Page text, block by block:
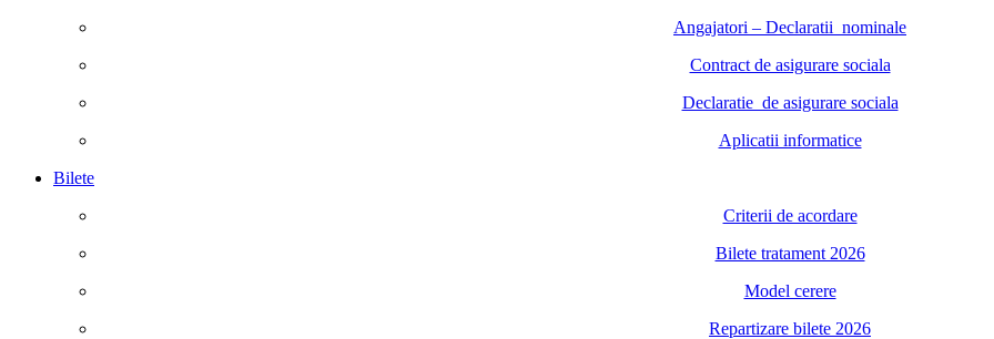
Angajatori – Declaratii nominale
Contract de asigurare sociala
Declaratie de asigurare sociala
Aplicatii informatice
Bilete
Criterii de acordare
Bilete tratament 2026
Model cerere
Repartizare bilete 2026